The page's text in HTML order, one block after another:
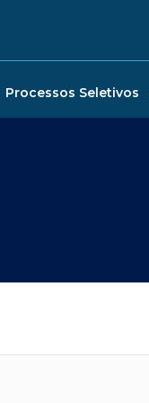
Processos Seletivos